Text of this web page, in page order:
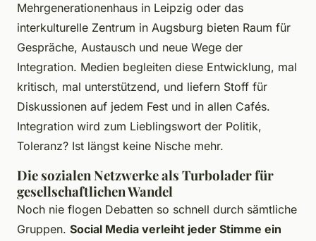
Mehrgenerationenhaus in Leipzig oder das
interkulturelle Zentrum in Augsburg bieten Raum für
Gespräche, Austausch und neue Wege der
Integration. Medien begleiten diese Entwicklung, mal
kritisch, mal unterstützend, und liefern Stoff für
Diskussionen auf jedem Fest und in allen Cafés.
Integration wird zum Lieblingswort der Politik,
Toleranz? Ist längst keine Nische mehr.
Die sozialen Netzwerke als Turbolader für
gesellschaftlichen Wandel
Noch nie flogen Debatten so schnell durch sämtliche
Gruppen. Social Media verleiht jeder Stimme ein